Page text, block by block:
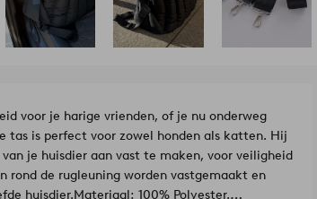
voor je harige vrienden, of je nu onderweg
tas is perfect voor zowel honden als katten. Hij
je huisdier aan vast te maken, voor veiligheid
rond de rugleuning worden vastgemaakt en
huisdier.
Materiaal: 100% Polyester.